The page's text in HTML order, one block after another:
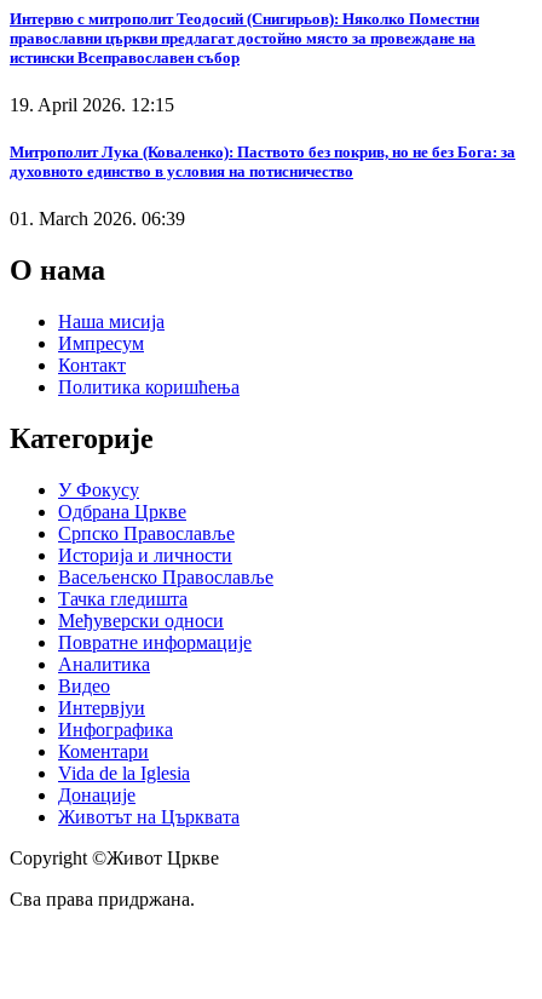
Интервю с митрополит Теодосий (Снигирьов): Няколко Поместни
православни църкви предлагат достойно място за провеждане на
истински Всеправославен събор
19. April 2026. 12:15
Митрополит Лука (Коваленко): Паството без покрив, но не без Бога: за
духовното единство в условия на потисничество
01. March 2026. 06:39
О нама
Наша мисија
Импресум
Контакт
Политика коришћења
Категорије
У Фокусу
Одбрана Цркве
Српско Православље
Историја и личности
Васељенско Православље
Тачка гледишта
Међуверски односи
Повратне информације
Аналитика
Видео
Интервјуи
Инфографика
Коментари
Vida de la Iglesia
Донације
Животът на Църквата
Copyright ©Живот Цркве
Сва права придржана.